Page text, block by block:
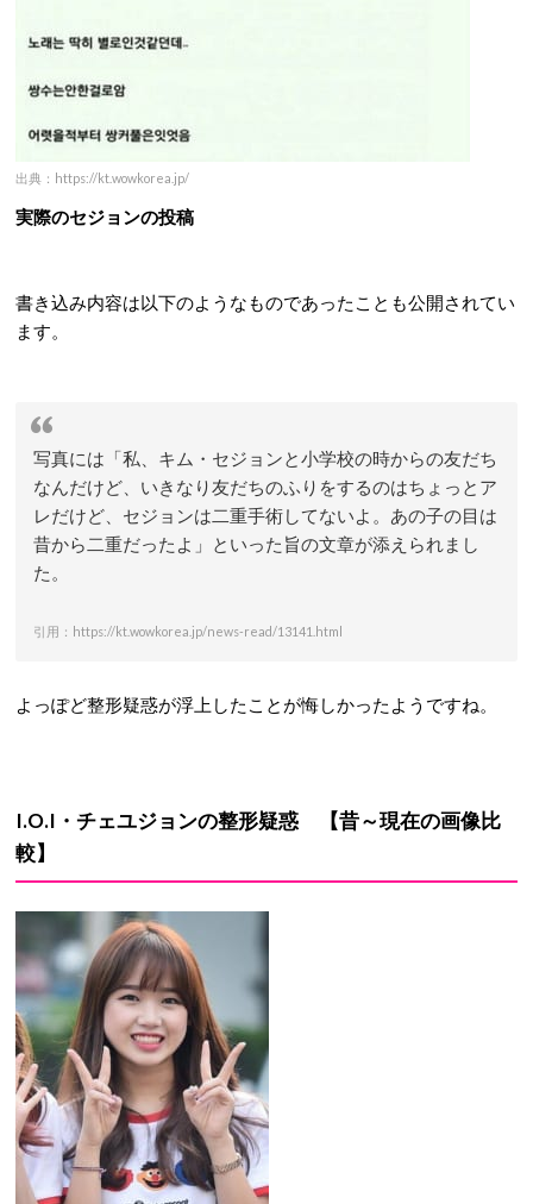
出典：https://kt.wowkorea.jp/
実際のセジョンの投稿
書き込み内容は以下のようなものであったことも公開されてい
ます。
写真には「私、キム・セジョンと小学校の時からの友だち
なんだけど、いきなり友だちのふりをするのはちょっとア
レだけど、セジョンは二重手術してないよ。あの子の目は
昔から二重だったよ」といった旨の文章が添えられまし
た。
引用：https://kt.wowkorea.jp/news-read/13141.html
よっぽど整形疑惑が浮上したことが悔しかったようですね。
I.O.I・チェユジョンの整形疑惑
【昔～現在の画像比
較】